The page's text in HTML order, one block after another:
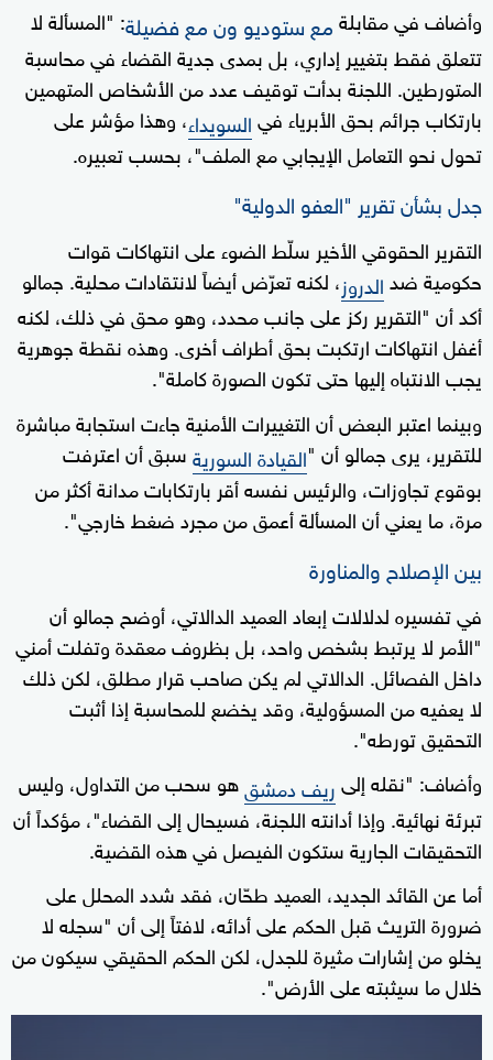
وأضاف في مقابلةمع ستوديو ون مع فضيلة: "المسألة لا
تتعلق فقط بتغيير إداري، بل بمدى جدية القضاء في محاسبة
المتورطين. اللجنة بدأت توقيف عدد من الأشخاص المتهمين
بارتكاب جرائم بحق الأبرياء فيالسويداء، وهذا مؤشر على
تحول نحو التعامل الإيجابي مع الملف"، بحسب تعبيره.
جدل بشأن تقرير "العفو الدولية"
التقرير الحقوقي الأخير سلّط الضوء على انتهاكات قوات
حكومية ضدالدروز، لكنه تعرّض أيضاً لانتقادات محلية. جمالو
أكد أن "التقرير ركز على جانب محدد، وهو محق في ذلك، لكنه
أغفل انتهاكات ارتكبت بحق أطراف أخرى. وهذه نقطة جوهرية
يجب الانتباه إليها حتى تكون الصورة كاملة".
وبينما اعتبر البعض أن التغييرات الأمنية جاءت استجابة مباشرة
للتقرير، يرى جمالو أن "القيادة السوريةسبق أن اعترفت
بوقوع تجاوزات، والرئيس نفسه أقر بارتكابات مدانة أكثر من
مرة، ما يعني أن المسألة أعمق من مجرد ضغط خارجي".
بين الإصلاح والمناورة
في تفسيره لدلالات إبعاد العميد الدالاتي، أوضح جمالو أن
"الأمر لا يرتبط بشخص واحد، بل بظروف معقدة وتفلت أمني
داخل الفصائل. الدالاتي لم يكن صاحب قرار مطلق، لكن ذلك
لا يعفيه من المسؤولية، وقد يخضع للمحاسبة إذا أثبت
التحقيق تورطه".
وأضاف: "نقله إلىريف دمشقهو سحب من التداول، وليس
تبرئة نهائية. وإذا أدانته اللجنة، فسيحال إلى القضاء"، مؤكداً أن
التحقيقات الجارية ستكون الفيصل في هذه القضية.
أما عن القائد الجديد، العميد طحّان، فقد شدد المحلل على
ضرورة التريث قبل الحكم على أدائه، لافتاً إلى أن "سجله لا
يخلو من إشارات مثيرة للجدل، لكن الحكم الحقيقي سيكون من
خلال ما سيثبته على الأرض".